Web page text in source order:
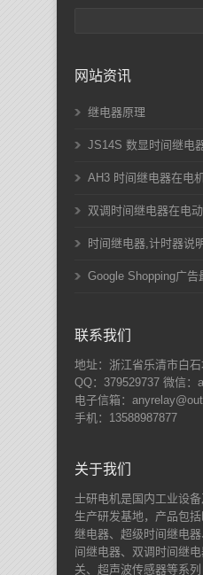
网站资讯
继电器原理
JS14S 数显时间继电
AH3 时间继电器在电
双调时间继电器在电
时间继电器,计时器说
Google Shopping广告
联系我们
地址：浙江省乐清市白
QQ：379529737 微信：
电子信箱：
手机：13588987877
关于我们
士研电机是国内工业设
生产研发基地，产品包
继电器、超级时间继电
间继电器、双调时间继
关、超声波传感器等系